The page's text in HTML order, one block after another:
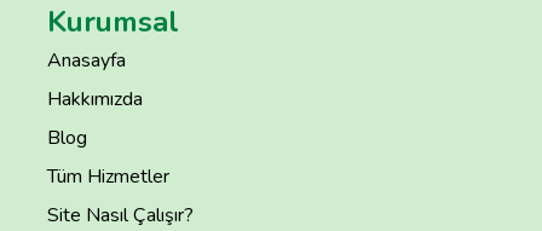
Kurumsal
Anasayfa
Hakkımızda
Blog
Tüm Hizmetler
Site Nasıl Çalışır?